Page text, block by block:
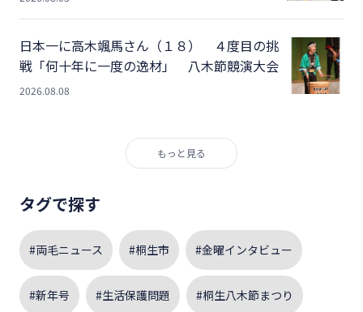
日本一に高木颯馬さん（１８） ４度目の挑
戦「何十年に一度の逸材」 八木節競演大会
2026.08.08
もっと見る
タグで探す
#両毛ニュース #桐生市 #金曜インタビュー
#新年号 #生活保護問題 #桐生八木節まつり